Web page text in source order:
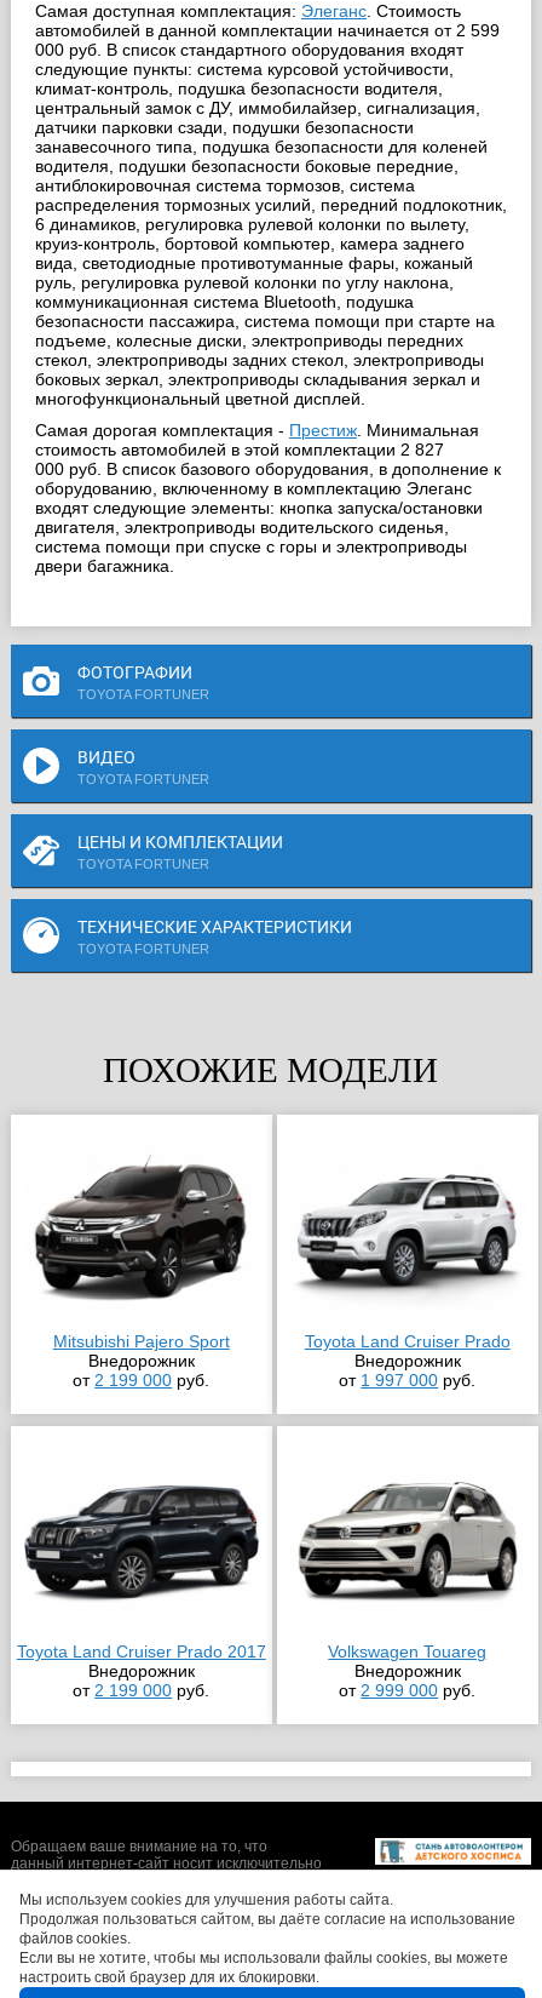
Самая доступная комплектация: Элеганс. Стоимость
автомобилей в данной комплектации начинается от 2 599
000 руб. В список стандартного оборудования входят
следующие пункты: система курсовой устойчивости,
климат-контроль, подушка безопасности водителя,
центральный замок с ДУ, иммобилайзер, сигнализация,
датчики парковки сзади, подушки безопасности
занавесочного типа, подушка безопасности для коленей
водителя, подушки безопасности боковые передние,
антиблокировочная система тормозов, система
распределения тормозных усилий, передний подлокотник,
6 динамиков, регулировка рулевой колонки по вылету,
круиз-контроль, бортовой компьютер, камера заднего
вида, светодиодные противотуманные фары, кожаный
руль, регулировка рулевой колонки по углу наклона,
коммуникационная система Bluetooth, подушка
безопасности пассажира, система помощи при старте на
подъеме, колесные диски, электроприводы передних
стекол, электроприводы задних стекол, электроприводы
боковых зеркал, электроприводы складывания зеркал и
многофункциональный цветной дисплей.
Самая дорогая комплектация - Престиж. Минимальная
стоимость автомобилей в этой комплектации 2 827
000 руб. В список базового оборудования, в дополнение к
оборудованию, включенному в комплектацию Элеганс
входят следующие элементы: кнопка запуска/остановки
двигателя, электроприводы водительского сиденья,
система помощи при спуске с горы и электроприводы
двери багажника.
ФОТОГРАФИИ
TOYOTA FORTUNER
ВИДЕО
TOYOTA FORTUNER
ЦЕНЫ И КОМПЛЕКТАЦИИ
TOYOTA FORTUNER
ТЕХНИЧЕСКИЕ ХАРАКТЕРИСТИКИ
TOYOTA FORTUNER
ПОХОЖИЕ МОДЕЛИ
Mitsubishi Pajero Sport
Внедорожник
от 2 199 000 руб.
Toyota Land Cruiser Prado
Внедорожник
от 1 997 000 руб.
Toyota Land Cruiser Prado 2017
Внедорожник
от2 199 000 руб.
Volkswagen Touareg
Внедорожник
от2 999 000 руб.
Мы используем cookies для улучшения работы сайта.
Продолжая пользоваться сайтом, вы даёте согласие на использование
файлов cookies.
Если вы не хотите, чтобы мы использовали файлы cookies, вы можете
настроить свой браузер для их блокировки.
Обращаем ваше внимание на то, что
данный интернет-сайт носит исключительно
условиях не является публичной офертой,
определяемой положениями Статьи 437 (2)
Гражданского кодекса Российской
Федерации. Цены, размеры скидок, а также
изображения автомобилей могут отличаться
от реальных. Для получения более полной и